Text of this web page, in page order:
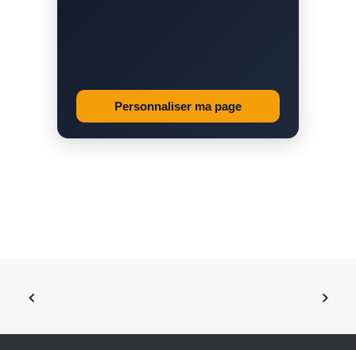
Personnaliser ma page